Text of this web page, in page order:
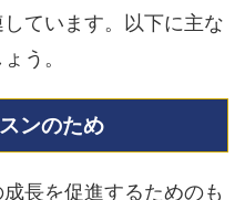
ています。以下に主な
う。
ンのため
長を促進するためのも